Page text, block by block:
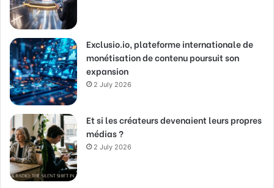
Exclusio.io, plateforme internationale de
monétisation de contenu poursuit son
expansion
2 July 2026
Et si les créateurs devenaient leurs propres
médias ?
2 July 2026